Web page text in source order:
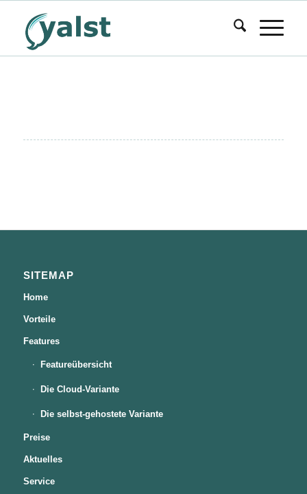
SITEMAP
Home
Vorteile
Features
Featureübersicht
Die Cloud-Variante
Die selbst-gehostete Variante
Preise
Aktuelles
Service